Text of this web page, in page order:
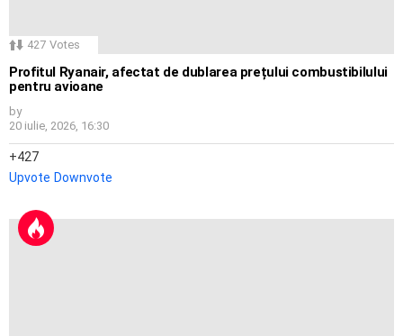
427 Votes
Profitul Ryanair, afectat de dublarea prețului combustibilului
pentru avioane
by
20 iulie, 2026, 16:30
427
Upvote Downvote